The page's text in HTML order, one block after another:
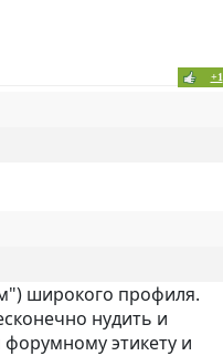
+1
широкого профиля.
нудить и
этикету и